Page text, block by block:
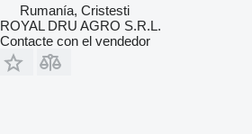
Rumanía, Cristesti
ROYAL DRU AGRO S.R.L.
Contacte con el vendedor